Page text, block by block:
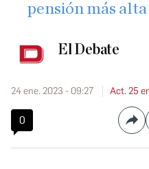
pensión más
El Debate
24 ene. 2023 - 09:27 Act. 25
0